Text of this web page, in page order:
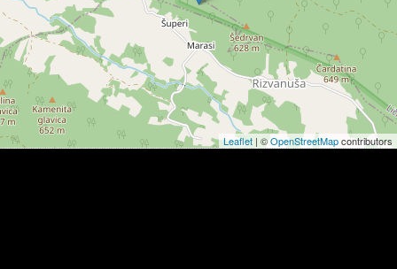
Leaflet | ©OpenStreetMapcontributors